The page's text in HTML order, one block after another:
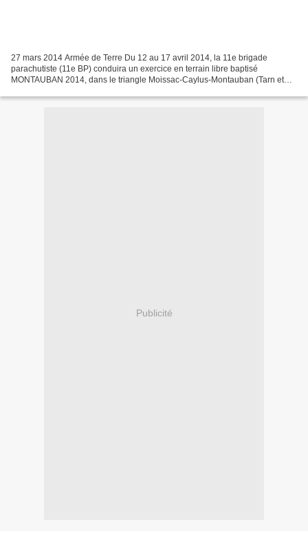
27 mars 2014 Armée de Terre Du 12 au 17 avril 2014, la 11e brigade
parachutiste (11e BP) conduira un exercice en terrain libre baptisé
MONTAUBAN 2014, dans le triangle Moissac-Caylus-Montauban (Tarn et
Publicité